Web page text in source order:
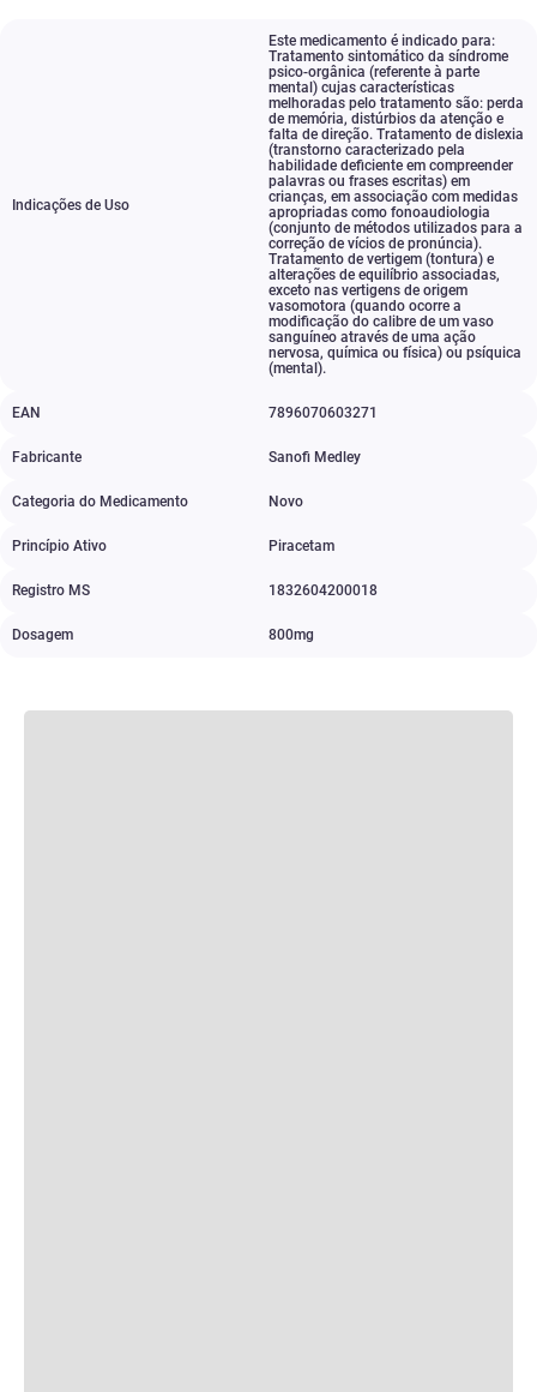
Indicações de Uso
Este medicamento é indicado para:
Tratamento sintomático da síndrome
psico-orgânica (referente à parte
mental) cujas características
melhoradas pelo tratamento são: perda
de memória, distúrbios da atenção e
falta de direção. Tratamento de dislexia
(transtorno caracterizado pela
habilidade deficiente em compreender
palavras ou frases escritas) em
crianças, em associação com medidas
apropriadas como fonoaudiologia
(conjunto de métodos utilizados para a
correção de vícios de pronúncia).
Tratamento de vertigem (tontura) e
alterações de equilíbrio associadas,
exceto nas vertigens de origem
vasomotora (quando ocorre a
modificação do calibre de um vaso
sanguíneo através de uma ação
nervosa, química ou física) ou psíquica
(mental).
EAN 7896070603271
Fabricante Sanofi Medley
Categoria do Medicamento Novo
Princípio Ativo Piracetam
Registro MS 1832604200018
Dosagem 800mg